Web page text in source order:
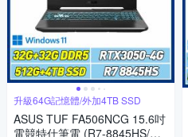
升級64G記憶體/外加4TB SSD
ASUS TUF FA506NCG 15.6吋
電競特仕筆電 (R7-8845HS/RT